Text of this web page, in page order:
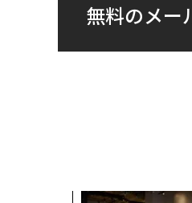
無料のメー